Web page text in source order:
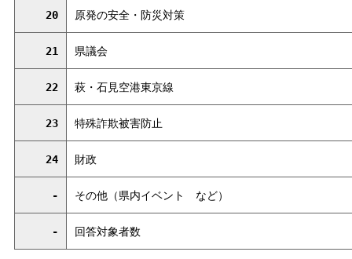
20 原発の安全・防災対策
21 県議会
22 萩・石見空港東京線
23 特殊詐欺被害防止
24 財政
- その他（県内イベン ト など）
- 回答対象者数